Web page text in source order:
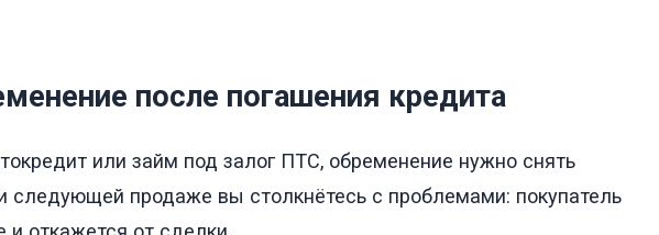
после погашения кредита
или займ под залог ПТС, обременение нужно снять
следующей продаже вы столкнётесь с проблемами: покупатель